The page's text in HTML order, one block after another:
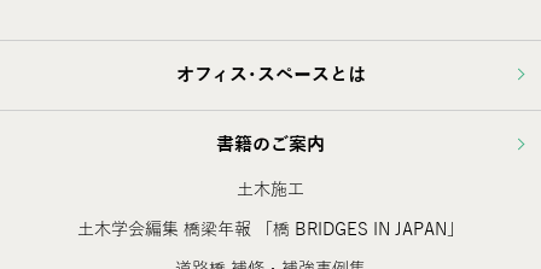
オフィス･スペースとは
書籍のご案内
土木施工
土木学会編集 橋梁年報 「橋 BRIDGES IN JAPAN」